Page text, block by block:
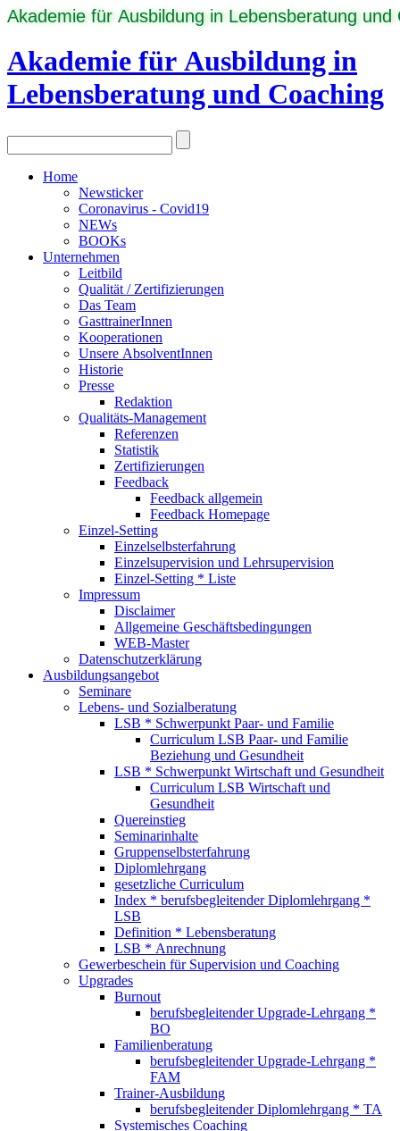
Akademie für Ausbildung in Lebensberatung und
Akademie für Ausbildung in
Lebensberatung und Coaching
Home
Newsticker
Coronavirus - Covid19
NEWs
BOOKs
Unternehmen
Leitbild
Qualität / Zertifizierungen
Das Team
GasttrainerInnen
Kooperationen
Unsere AbsolventInnen
Historie
Presse
Redaktion
Qualitäts-Management
Referenzen
Statistik
Zertifizierungen
Feedback
Feedback allgemein
Feedback Homepage
Einzel-Setting
Einzelselbsterfahrung
Einzelsupervision und Lehrsupervision
Einzel-Setting * Liste
Impressum
Disclaimer
Allgemeine Geschäftsbedingungen
WEB-Master
Datenschutzerklärung
Ausbildungsangebot
Seminare
Lebens- und Sozialberatung
LSB * Schwerpunkt Paar- und Familie
Curriculum LSB Paar- und Familie
Beziehung und Gesundheit
LSB * Schwerpunkt Wirtschaft und Gesundheit
Curriculum LSB Wirtschaft und
Gesundheit
Quereinstieg
Seminarinhalte
Gruppenselbsterfahrung
Diplomlehrgang
gesetzliche Curriculum
Index * berufsbegleitender Diplomlehrgang *
LSB
Definition * Lebensberatung
LSB * Anrechnung
Gewerbeschein für Supervision und Coaching
Upgrades
Burnout
berufsbegleitender Upgrade-Lehrgang *
BO
Familienberatung
berufsbegleitender Upgrade-Lehrgang *
FAM
Trainer-Ausbildung
berufsbegleitender Diplomlehrgang * TA
Systemisches Coaching